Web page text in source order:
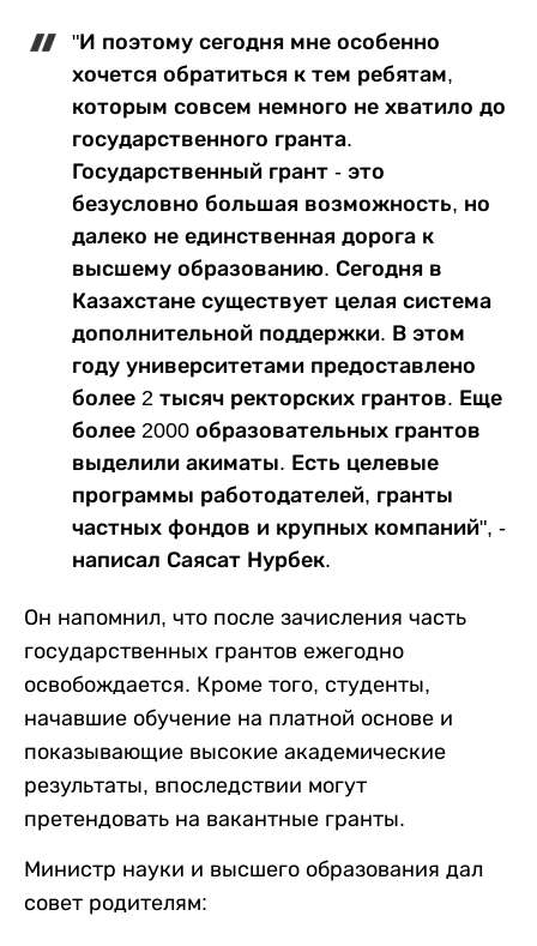
"И поэтому сегодня мне особенно
хочется обратиться к тем ребятам,
которым совсем немного не хватило до
государственного гранта.
Государственный грант - это
безусловно большая возможность, но
далеко не единственная дорога к
высшему образованию. Сегодня в
Казахстане существует целая система
дополнительной поддержки. В этом
году университетами предоставлено
более 2 тысяч ректорских грантов. Еще
более 2000 образовательных грантов
выделили акиматы. Есть целевые
программы работодателей, гранты
частных фондов и крупных компаний", -
написал Саясат Нурбек.
Он напомнил, что после зачисления часть
государственных грантов ежегодно
освобождается. Кроме того, студенты,
начавшие обучение на платной основе и
показывающие высокие академические
результаты, впоследствии могут
претендовать на вакантные гранты.
Министр науки и высшего образования дал
совет родителям: